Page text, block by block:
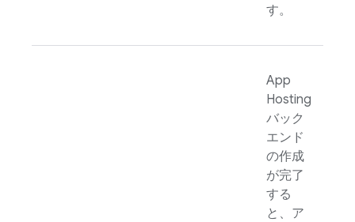
す。
App
Hosting
バック
エンド
の作成
が完了
する
と、ア